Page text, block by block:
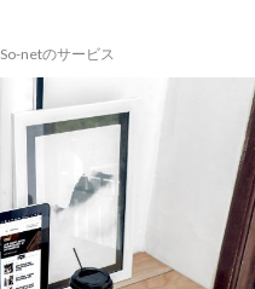
So-netのサービス